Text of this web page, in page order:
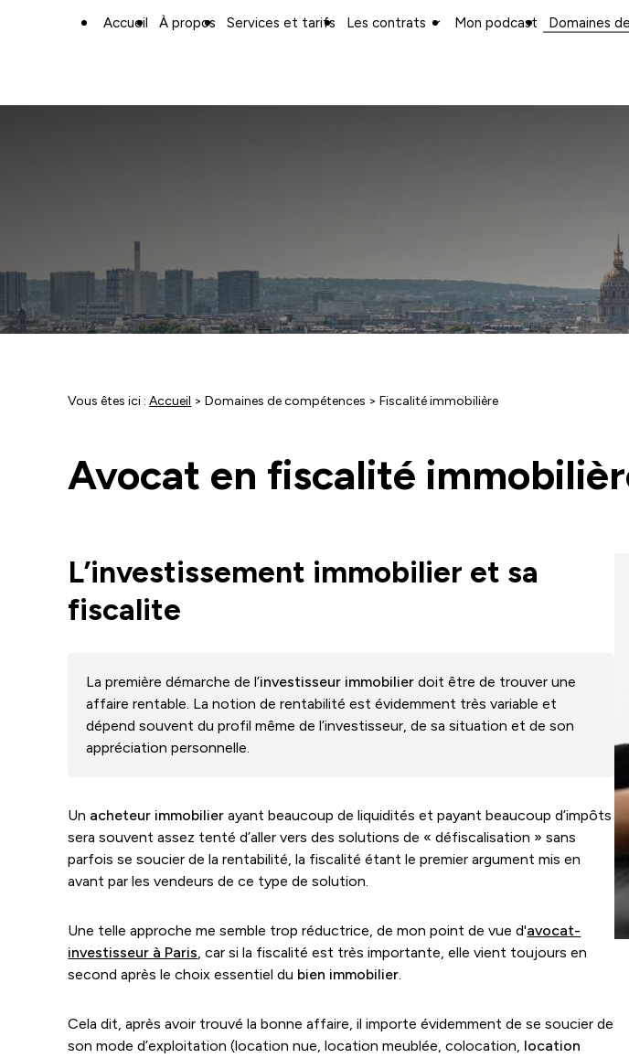
Accueil À propos Services et tarifs Les contrats Mon podcast Domaines
Vous êtes ici : Accueil >Domaines de compétences > Fiscalité immobilière
Avocat en fiscalité
L’investissement immobilier et sa
fiscalite
La première démarche de l’investisseur immobilier doit être de trouver une
affaire rentable. La notion de rentabilité est évidemment très variable et
dépend souvent du profil même de l’investisseur, de sa situation et de son
appréciation personnelle.
Un acheteur immobilier ayant beaucoup de liquidités et payant beaucoup d’impôts
sera souvent assez tenté d’aller vers des solutions de « défiscalisation » sans
parfois se soucier de la rentabilité, la fiscalité étant le premier argument mis en
avant par les vendeurs de ce type de solution.
Une telle approche me semble trop réductrice, de mon point de vue d'avocat-
investisseur à Paris, car si la fiscalité est très importante, elle vient toujours en
second après le choix essentiel du bien immobilier.
Cela dit, après avoir trouvé la bonne affaire, il importe évidemment de se soucier de
son mode d’exploitation (location nue, location meublée, colocation, location
Panneau de gestion des cookies